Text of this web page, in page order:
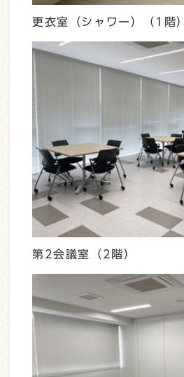
更衣室（シャワー）（1階）
第2会議室（2階）